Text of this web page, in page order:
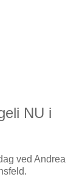
NU i
ved Andrea